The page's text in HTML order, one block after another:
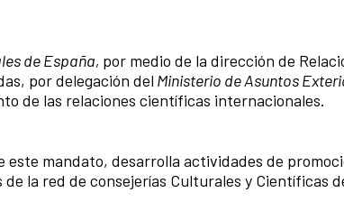
de España, por medio de la dirección de
por delegación del Ministerio de Asuntos
de las relaciones científicas internacionales.
este mandato, desarrolla actividades de
la red de consejerías Culturales y Científicas